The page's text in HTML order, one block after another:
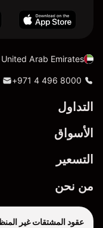
United Arab Emirates
+971 4 496 8000
التداول
الأسواق
التسعير
من نحن
عقود المشتقات غير